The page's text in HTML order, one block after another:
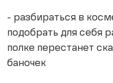
- разбираться в
подобрать для себя
полке перестанет
баночек